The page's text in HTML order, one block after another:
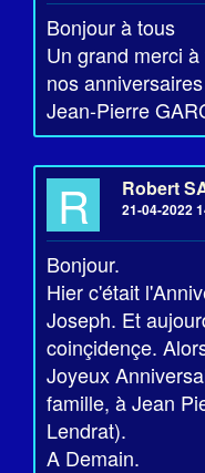
Bonjour à tous
Un grand merci
nos
Jean-Pierre
R Robert
21-04-2022
Bonjour.
Hier c'était
Joseph. Et
coinçidençe.
Joyeux
famille, à Jean
Lendrat).
A Demain.